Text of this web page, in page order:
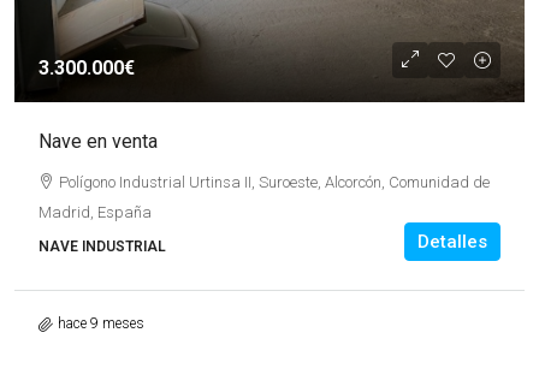
3.300.000€
Nave en venta
Polígono Industrial Urtinsa II, Suroeste, Alcorcón, Comunidad de
Madrid, España
NAVE INDUSTRIAL Detalles
hace 9 meses